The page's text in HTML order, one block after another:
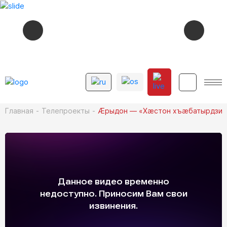
МУЗЫКÆ 12+
ХЪУСЫНГÆНИНÆГТÆ 12+
ФЫДÆЛТЫ УÆЗÆГМÆ. БАЛЦ УРСДОНЫ
Главная Телепроекты Æрыдон — «Хæстон